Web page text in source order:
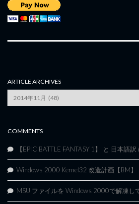
ARTICLE ARCHIVES
Article
Archives
COMMENTS
【EPIC BATTLE FANTASY 1】 と 日本語訳
Windows 2000 Kernel32 改造計画【BM】
MSU ファイルを Windows 2000で解凍し